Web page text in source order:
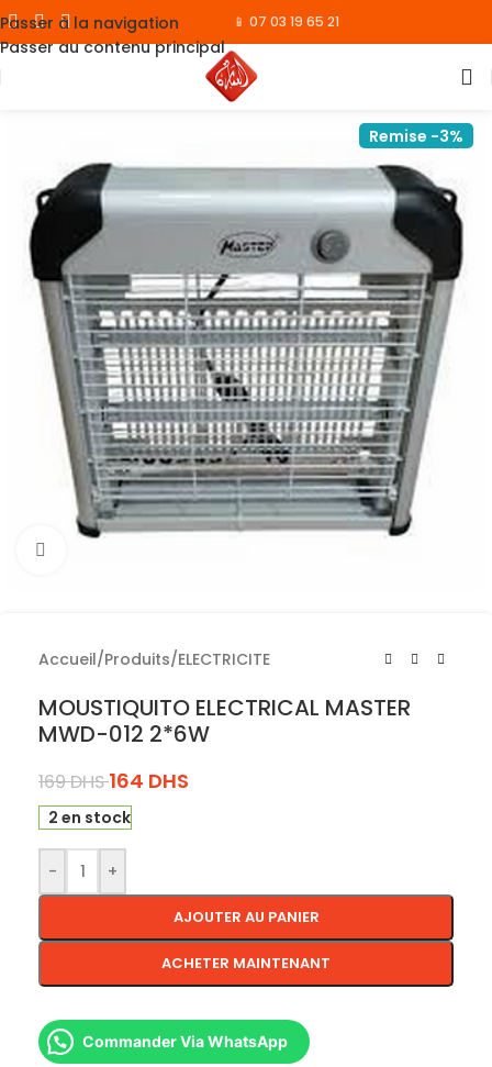
Passer à la navigation
Passer au contenu principal
📱 07 03 19 65 21
Remise -3%
Accueil/Produits/ELECTRICITE
MOUSTIQUITO ELECTRICAL MASTER
MWD-012 2*6W
169DHS 164 DHS
2 en stock
- +
AJOUTER AU PANIER
ACHETER MAINTENANT
Commander Via WhatsApp